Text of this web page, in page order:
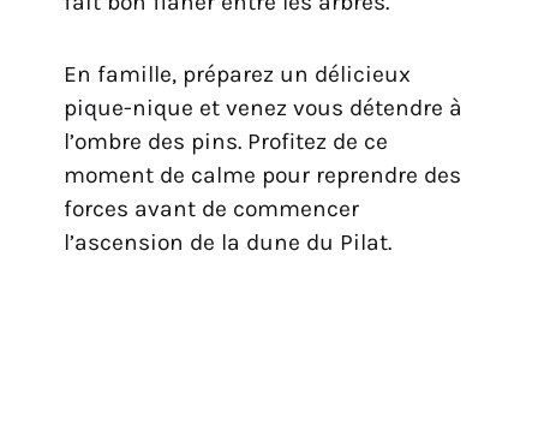
En famille, préparez un délicieux
pique-nique et venez vous détendre à
l’ombre des pins. Profitez de ce
moment de calme pour reprendre des
forces avant de commencer
l’ascension de la dune du Pilat.